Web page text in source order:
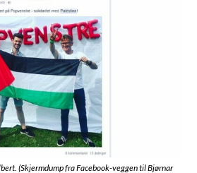
(Skjermdump fra Facebook-veggen til Bjørnar